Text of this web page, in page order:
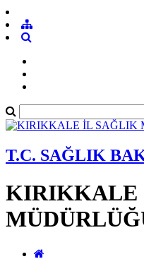
T.C. SAĞLIK
KIRIKKALE